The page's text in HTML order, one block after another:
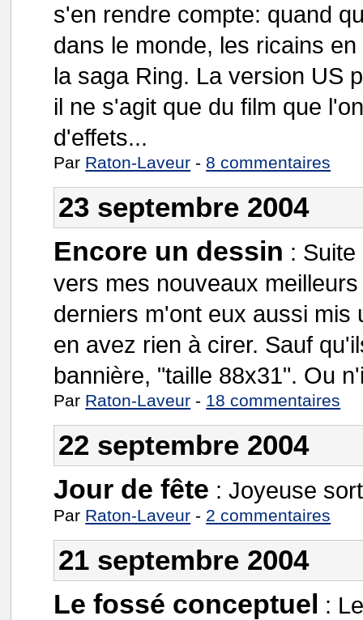
s'en rendre compte: quand
dans le monde, les ricains
la saga Ring. La version US
il ne s'agit que du film que
d'effets...
Par Raton-Laveur - 8 commentaires
23 septembre 2004
Encore un dessin : Suite
vers mes nouveaux
derniers m'ont eux aussi
en avez rien à cirer. Sauf
bannière, "taille 88x31". Ou
Par Raton-Laveur - 18 commentaires
22 septembre 2004
Jour de fête :Joyeuse
Par Raton-Laveur - 2 commentaires
21 septembre 2004
Le fossé conceptuel :